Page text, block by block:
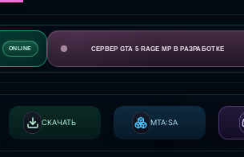
ONLINE СЕРВЕР GTA 5 RAGE MP В РАЗРАБОТКЕ
СКАЧАТЬ MTA:SA